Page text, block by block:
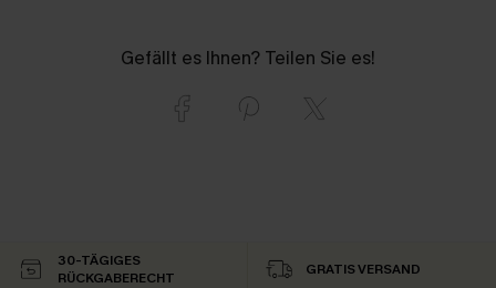
Gefällt es Ihnen? Teilen Sie es!
30-TÄGIGES
RÜCKGABERECHT
GRATIS VERSAND